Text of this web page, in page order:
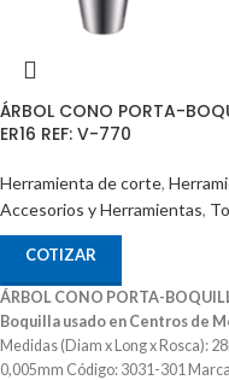
ÁRBOL CONO PORTA-
ER16 REF: V-770
Herramienta de corte,
Accesorios y Herramientas,
COTIZAR
ÁRBOL CONO PORTA-
Boquilla usado en Centros de
Medidas (Diam x Long x Rosca):
0,005mm Código: 3031-301